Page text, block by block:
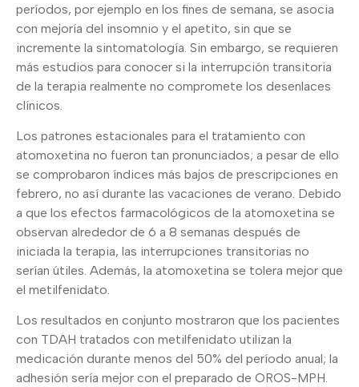
períodos, por ejemplo en los fines de semana, se asocia
con mejoría del insomnio y el apetito, sin que se
incremente la sintomatología. Sin embargo, se requieren
más estudios para conocer si la interrupción transitoria
de la terapia realmente no compromete los desenlaces
clínicos.
Los patrones estacionales para el tratamiento con
atomoxetina no fueron tan pronunciados; a pesar de ello
se comprobaron índices más bajos de prescripciones en
febrero, no así durante las vacaciones de verano. Debido
a que los efectos farmacológicos de la atomoxetina se
observan alrededor de 6 a 8 semanas después de
iniciada la terapia, las interrupciones transitorias no
serían útiles. Además, la atomoxetina se tolera mejor que
el metilfenidato.
Los resultados en conjunto mostraron que los pacientes
con TDAH tratados con metilfenidato utilizan la
medicación durante menos del 50% del período anual; la
adhesión sería mejor con el preparado de OROS-MPH.